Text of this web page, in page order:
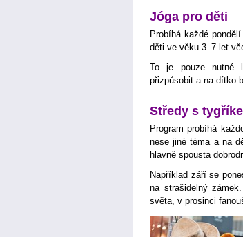
Jóga pro děti
Probíhá každé
děti ve věku 3–7 let
To je pouze nutné
přizpůsobit a na dítko
Středy s
Program probíhá
nese jiné téma a na
hlavně spousta
Například září se
na strašidelný
světa, v prosinci